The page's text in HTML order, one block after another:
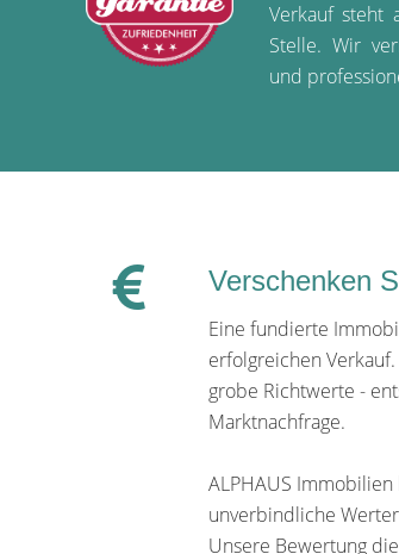
Verkauf steht
Stelle. Wir
und
Verschenken
Eine fundierte
erfolgreichen
grobe Richtwerte -
Marktnachfrage.
ALPHAUS
unverbindliche
Unsere Bewertung